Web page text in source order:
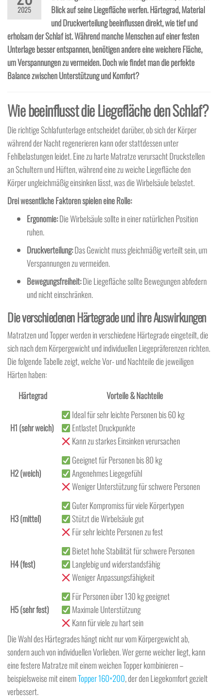
2025
Blick auf seine Liegefläche werfen. Härtegrad, Material
und Druckverteilung beeinflussen direkt, wie tief und
erholsam der Schlaf ist. Während manche Menschen auf einer festen
Unterlage besser entspannen, benötigen andere eine weichere Fläche,
um Verspannungen zu vermeiden. Doch wie findet man die perfekte
Balance zwischen Unterstützung und Komfort?
Wie beeinflusst die Liegefläche den Schlaf?
Die richtige Schlafunterlage entscheidet darüber, ob sich der Körper
während der Nacht regenerieren kann oder stattdessen unter
Fehlbelastungen leidet. Eine zu harte Matratze verursacht Druckstellen
an Schultern und Hüften, während eine zu weiche Liegefläche den
Körper ungleichmäßig einsinken lässt, was die Wirbelsäule belastet.
Drei wesentliche Faktoren spielen eine Rolle:
Ergonomie:Die Wirbelsäule sollte in einer natürlichen Position
ruhen.
Druckverteilung:Das Gewicht muss gleichmäßig verteilt sein, um
Verspannungen zu vermeiden.
Bewegungsfreiheit:Die Liegefläche sollte Bewegungen abfedern
und nicht einschränken.
Die verschiedenen Härtegrade und ihre Auswirkungen
Matratzen und Topper werden in verschiedene Härtegrade eingeteilt, die
sich nach dem Körpergewicht und individuellen Liegepräferenzen richten.
Die folgende Tabelle zeigt, welche Vor- und Nachteile die jeweiligen
Härten haben:
Härtegrad
Vorteile & Nachteile
H1 (sehr weich)
Ideal für sehr leichte Personen bis 60 kg
Entlastet Druckpunkte
Kann zu starkes Einsinken verursachen
H2 (weich)
Geeignet für Personen bis 80 kg
Angenehmes Liegegefühl
Weniger Unterstützung für schwere Personen
H3 (mittel)
Guter Kompromiss für viele Körpertypen
Stützt die Wirbelsäule gut
Für sehr leichte Personen zu fest
H4 (fest)
Bietet hohe Stabilität für schwere Personen
Langlebig und widerstandsfähig
Weniger Anpassungsfähigkeit
H5 (sehr fest)
Für Personen über 130 kg geeignet
Maximale Unterstützung
Kann für viele zu hart sein
Die Wahl des Härtegrades hängt nicht nur vom Körpergewicht ab,
sondern auch von individuellen Vorlieben. Wer gerne weicher liegt, kann
eine festere Matratze mit einem weichen Topper kombinieren –
beispielsweise mit einemTopper 160×200, der den Liegekomfort gezielt
verbessert.